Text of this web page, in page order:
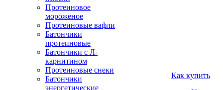
Протеиновое
мороженое
Протеиновые вафли
Батончики
протеиновые
Батончики с Л-
карнитином
Протеиновые снеки
Батончики
энергетические
Как купить